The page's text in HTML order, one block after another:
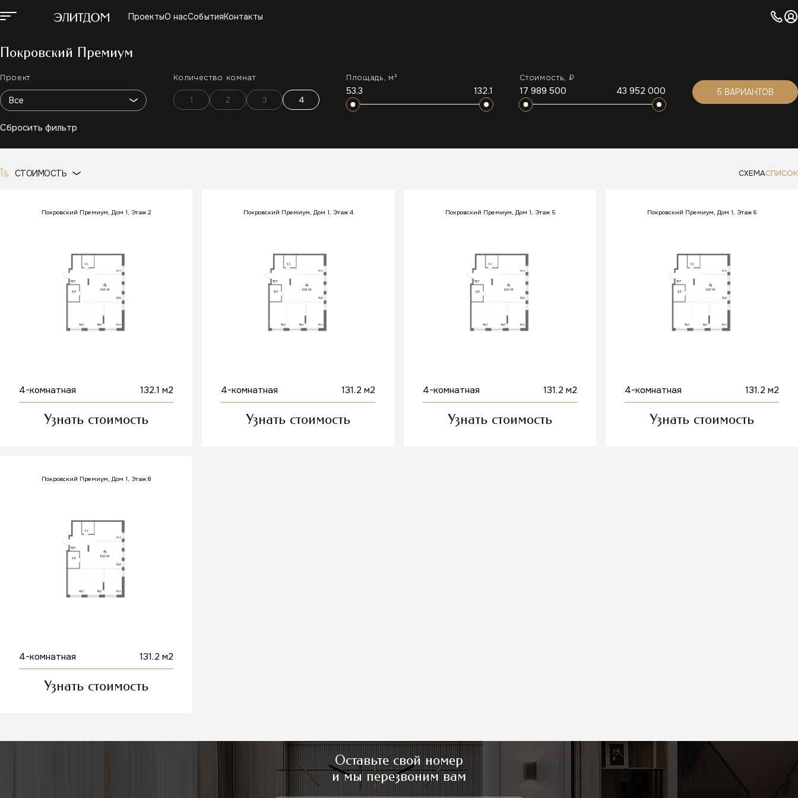
ПроектыО насСобытияКонтакты
ПРОЕКТЫ
О НАС
СОБЫТИЯ
КОНТАКТЫ
ГК АГРОСПЕЦТЕХ
ПОКРОВСКИЙ ПРЕМИУМ
ДОМ НА КРАСНОЗВЕЗДНОЙ
АПАРТАМЕНТЫ НА РОДИОНОВА
КЛУБНЫЙ ДОМ НА ЯРОСЛАВСКОЙ
Покровский Премиум
Проект
Все
Количество комнат
1 2 3 4
Площадь, м²
53.3 132.1
Стоимость, ₽
17 989 500 43 952 000
Сбросить фильтр
СТОИМОСТЬ СХЕМАСПИСОК
Покровский Премиум, Дом 1, Этаж 2
4-комнатная 132.1 м2
Узнать стоимость
Покровский Премиум, Дом 1, Этаж 4
4-комнатная 131.2 м2
Узнать стоимость
Покровский Премиум, Дом 1, Этаж 5
4-комнатная 131.2 м2
Узнать стоимость
Покровский Премиум, Дом 1, Этаж 6
4-комнатная 131.2 м2
Узнать стоимость
Покровский Премиум, Дом 1, Этаж 8
4-комнатная 131.2 м2
Узнать стоимость
Оставьте свой номер
и мы перезвоним вам